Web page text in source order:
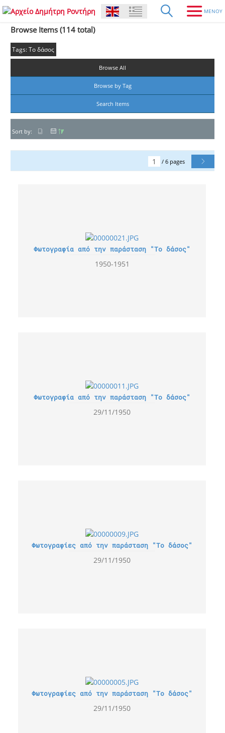
Browse Items (114 total)
Tags: Το δάσος
Browse All
Browse by Tag
Search Items
Sort by:
/ 6 pages
Φωτογραφία από την παράσταση "Το δάσος"
1950-1951
Φωτογραφία από την παράσταση "Το δάσος"
29/11/1950
Φωτογραφίες από την παράσταση "Το δάσος"
29/11/1950
Φωτογραφίες από την παράσταση "Το δάσος"
29/11/1950